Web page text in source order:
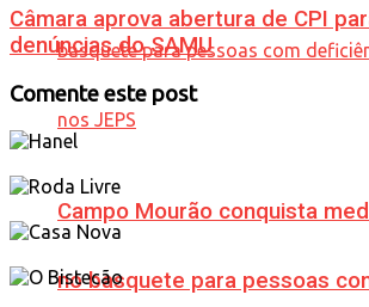
Campo Mourão conquista
no basquete para pessoas
Câmara aprova abertura de CPI
denúncias do SAMU
Comente este post